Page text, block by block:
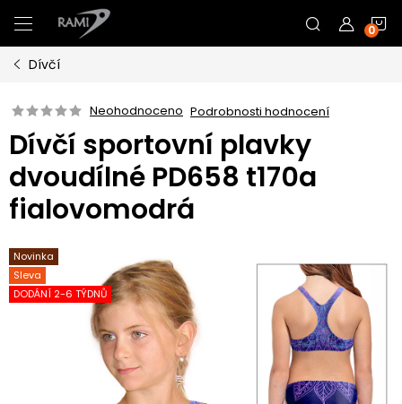
na
obsah
Dívčí
Neohodnoceno Podrobnosti hodnocení
Dívčí sportovní plavky
dvoudílné PD658 t170a
fialovomodrá
Novinka
Sleva
DODÁNÍ 2-6 TÝDNŮ